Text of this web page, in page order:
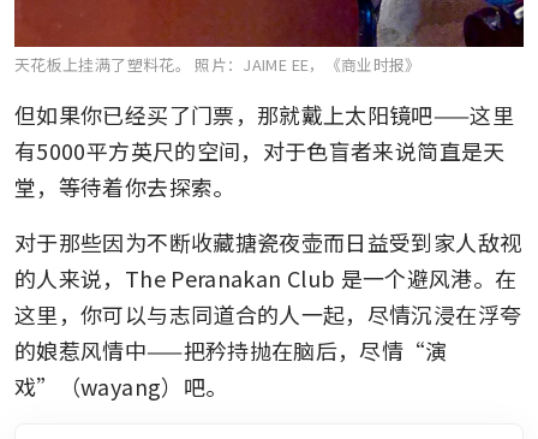
天花板上挂满了塑料花。 照片：JAIME EE，《商业时报》
但如果你已经买了门票，那就戴上太阳镜吧——这里
有5000平方英尺的空间，对于色盲者来说简直是天
堂，等待着你去探索。
对于那些因为不断收藏搪瓷夜壶而日益受到家人敌视
的人来说，The Peranakan Club 是一个避风港。在
这里，你可以与志同道合的人一起，尽情沉浸在浮夸
的娘惹风情中——把矜持抛在脑后，尽情“演
戏”（wayang）吧。